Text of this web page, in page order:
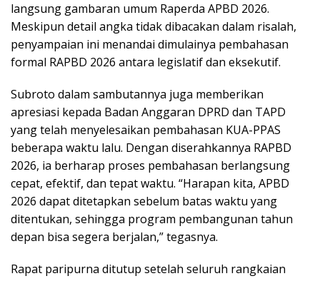
langsung gambaran umum Raperda APBD 2026.
Meskipun detail angka tidak dibacakan dalam risalah,
penyampaian ini menandai dimulainya pembahasan
formal RAPBD 2026 antara legislatif dan eksekutif.
Subroto dalam sambutannya juga memberikan
apresiasi kepada Badan Anggaran DPRD dan TAPD
yang telah menyelesaikan pembahasan KUA-PPAS
beberapa waktu lalu. Dengan diserahkannya RAPBD
2026, ia berharap proses pembahasan berlangsung
cepat, efektif, dan tepat waktu. “Harapan kita, APBD
2026 dapat ditetapkan sebelum batas waktu yang
ditentukan, sehingga program pembangunan tahun
depan bisa segera berjalan,” tegasnya.
Rapat paripurna ditutup setelah seluruh rangkaian